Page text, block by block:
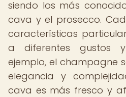
siendo los más
cava y el prosecco.
características
a diferentes gustos
ejemplo, el champagne
elegancia y
cava es más fresco y